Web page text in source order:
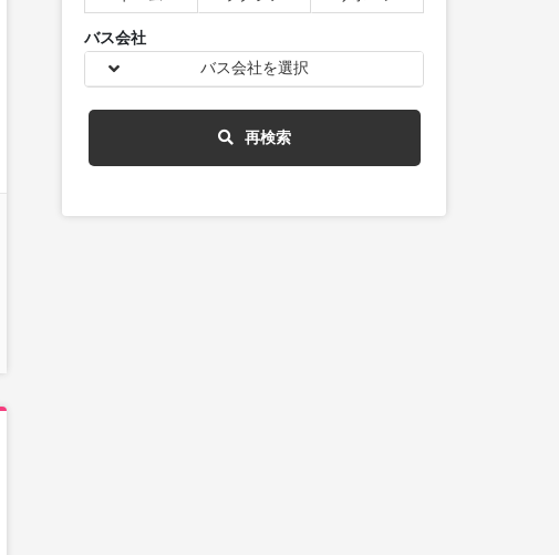
バス会社
バス会社を選択
再検索